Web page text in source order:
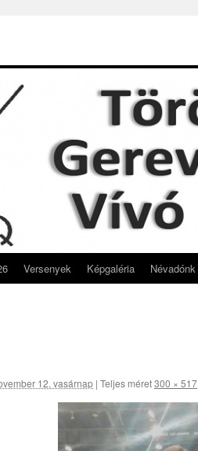
Versenyek Képgaléria Névadónk
12. vasárnap | Teljes méret300 × 517